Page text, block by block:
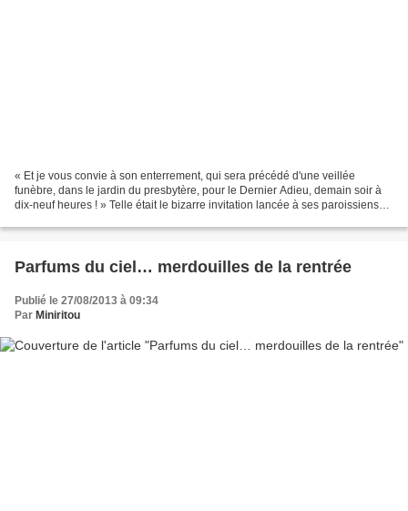
« Et je vous convie à son enterrement, qui sera précédé d'une veillée
funèbre, dans le jardin du presbytère, pour le Dernier Adieu, demain soir à
dix-neuf heures ! » Telle était le bizarre invitation lancée à ses paroissiens
Parfums du ciel… merdouilles de la rentrée
Publié le 27/08/2013 à 09:34
Par Miniritou